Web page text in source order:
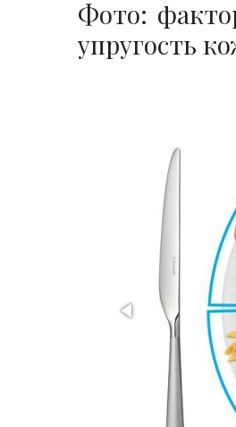
Фото:
упругость